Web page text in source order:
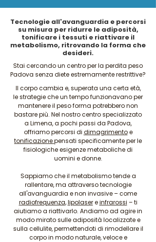
Tecnologie all'avanguardia e percorsi
su misura per ridurre le adiposità,
tonificare i tessuti e riattivare il
metabolismo, ritrovando la forma che
desideri.
Stai cercando un centro per la perdita peso
Padova senza diete estremamente restrittive?
Il corpo cambia e, superata una certa età,
le strategie che un tempo funzionavano per
mantenere il peso forma potrebbero non
bastare più. Nel nostro centro specializzato
a Limena, a pochi passi da Padova,
offriamo percorsi di dimagrimento e
tonificazionepensati specificamente per le
fisiologiche esigenze metaboliche di
uomini e donne.
Sappiamo che il metabolismo tende a
rallentare, ma attraverso tecnologie
all'avanguardia e non invasive – come
radiofrequenza,lipolaser einfrarossi – ti
aiutiamo a riattivarlo. Andiamo ad agire in
modo mirato sulle adiposità localizzate e
sulla cellulite, permettendoti di rimodellare il
corpo in modo naturale, veloce e